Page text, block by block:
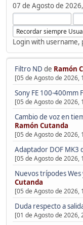
07 de Agosto de
Login with username,
Filtro ND de Ramón
[05 de Agosto de 2026,
Sony FE 100-400mm
[05 de Agosto de 2026,
Cambio de voz en
Ramón Cutanda
[05 de Agosto de 2026,
Adaptador DOF MK3
[05 de Agosto de 2026,
Nuevos trípodes
Cutanda
[05 de Agosto de 2026,
Duda respecto a
[01 de Agosto de 2026,